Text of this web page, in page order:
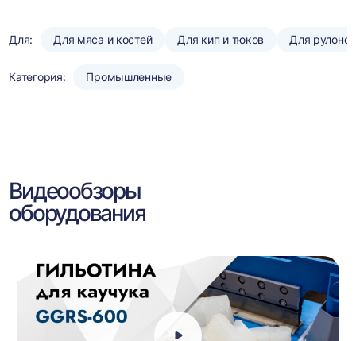
Для: Для мяса и костей Для кип и тюков Для рулонов
Категория: Промышленные
Видеообзоры
оборудования